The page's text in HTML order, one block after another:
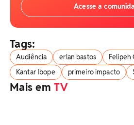
Acesse a
Tags:
Audiência erlan bastos
Felipeh
Kantar Ibope
primeiro impacto
Mais emTV